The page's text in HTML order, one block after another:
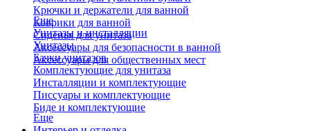
Крючки и держатели для ванной
Коврики для ванной
Сиденья для унитаза
Аксессуары для безопасности в ванной
Аксессуары для общественных мест
Еще
Унитазы и инсталляции
Унитазы
Бачки унитазов
Комплектующие для унитаза
Инсталляции и комплектующие
Писсуары и комплектующие
Биде и комплектующие
Еще